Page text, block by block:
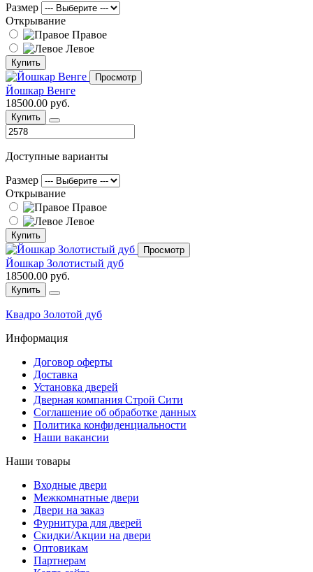
Размер
Открывание
Правое
Левое
Купить
Просмотр
Йошкар Венге
18500.00 руб.
Купить
Доступные варианты
Размер
Открывание
Правое
Левое
Купить
Просмотр
Йошкар Золотистый дуб
18500.00 руб.
Купить
Квадро Золотой дуб
Информация
Договор оферты
Доставка
Установка дверей
Дверная компания Строй Сити
Соглашение об обработке данных
Политика конфиденциальности
Наши вакансии
Наши товары
Входные двери
Межкомнатные двери
Двери на заказ
Фурнитура для дверей
Скидки/Акции на двери
Оптовикам
Партнерам